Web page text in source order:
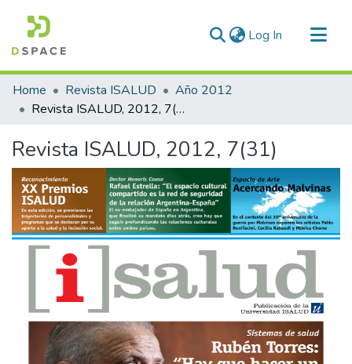
Log In (current)
Communities & Collections
All of DSpace
Home Revista ISALUD
Año 2012
Revista ISALUD, 2012, 7(31)
Revista ISALUD, 2012, 7(31)